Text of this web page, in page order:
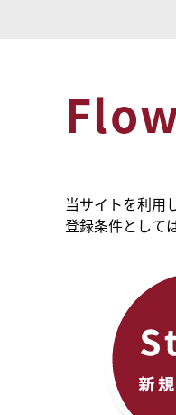
当サイトを利用
登録条件としては